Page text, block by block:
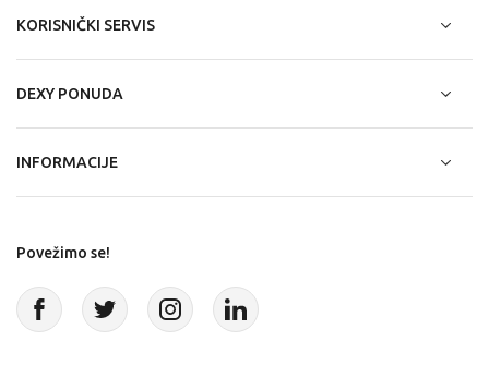
KORISNIČKI SERVIS
DEXY PONUDA
INFORMACIJE
Povežimo se!